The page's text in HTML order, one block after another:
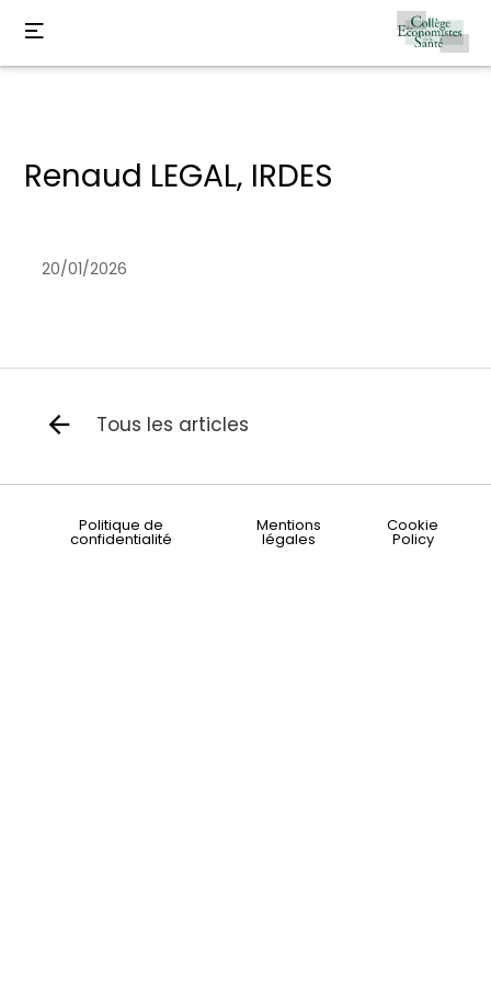
Renaud LEGAL, IRDES
20/01/2026
Tous les articles
Politique de
confidentialité
Mentions
légales
Cookie
Policy